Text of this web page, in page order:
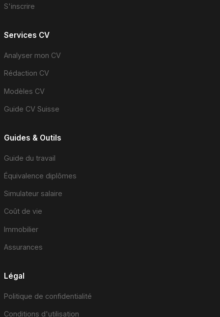
S'inscrire
Services CV
Analyser mon CV
Rédaction CV
Modèles CV
Guide CV Suisse
Guides & Outils
Guide du travail
Équivalence diplômes
Simulateur salaire
Coût de vie
Immobilier
Assurances
Légal
Politique de confidentialité
Conditions d'utilisation